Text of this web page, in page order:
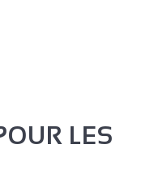
LES